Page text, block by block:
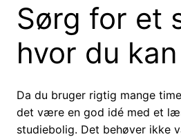
Sørg for et
hvor du
Da du bruger rigtig mange
det være en god idé med et
studiebolig. Det behøver ikke